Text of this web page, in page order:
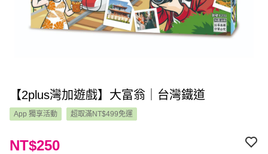
【2plus灣加遊戲】大富翁｜台灣鐵道
App 獨享活動 超取滿NT$499免運
NT$250